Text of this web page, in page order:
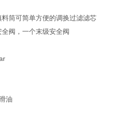
筒可简单方便的调换过滤滤芯
阀，一个末级安全阀
油